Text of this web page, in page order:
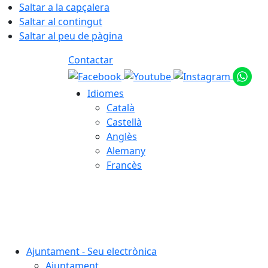
Saltar a la capçalera
Saltar al contingut
Saltar al peu de pàgina
Contactar
Idiomes
Català
Castellà
Anglès
Alemany
Francès
Ajuntament - Seu electrònica